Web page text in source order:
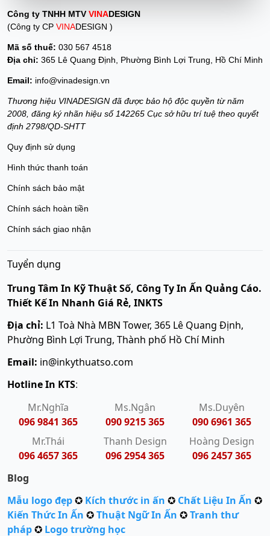
Công ty TNHH MTVVINADESIGN
(Công ty CP VINADESIGN )
Mã số thuế: 030 567 4518
Địa chỉ: 365 Lê Quang Định, Phường Bình Lợi Trung, Hồ Chí Minh
Email: info@vinadesign.vn
Thương hiệu VINADESIGN đã được bảo hộ độc quyền từ năm
2008, đăng ký nhãn hiệu số 142265 Cục sở hữu trí tuệ theo quyết
định 2798/QD-SHTT
Quy định sử dụng
Hình thức thanh toán
Chính sách bảo mật
Chính sách hoàn tiền
Chính sách giao nhận
Tuyển dụng
Trung Tâm In Kỹ Thuật Số, Công Ty In Ấn Quảng Cáo.
Thiết Kế In Nhanh Giá Rẻ, INKTS
Địa chỉ: L1 Toà Nhà MBN Tower, 365 Lê Quang Định,
Phường Bình Lợi Trung, Thành phố Hồ Chí Minh
Email: in@inkythuatso.com
Hotline In KTS:
Mr.Nghĩa
096 9841 365
Ms.Ngân
090 9215 365
Ms.Duyên
090 6961 365
Mr.Thái
096 4657 365
Thanh Design
096 2954 365
Hoàng Design
096 2457 365
Blog
Mẫu logo đẹp✪ Kích thước in ấn ✪ Chất Liệu In Ấn ✪
Kiến Thức In Ấn ✪Thuật Ngữ In Ấn ✪Tranh thư
pháp✪ Logo trường học